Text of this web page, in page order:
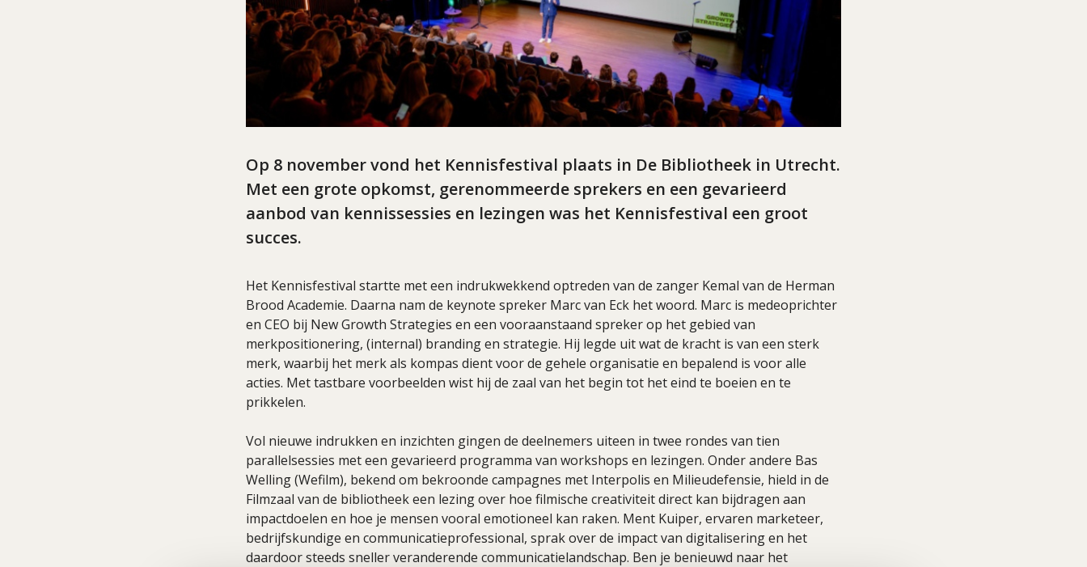
Op 8 november vond het Kennisfestival plaats in De Bibliotheek in Utrecht.
Met een grote opkomst, gerenommeerde sprekers en een gevarieerd
aanbod van kennissessies en lezingen was het Kennisfestival een groot
succes.
Het Kennisfestival startte met een indrukwekkend optreden van de zanger Kemal van de Herman
Brood Academie. Daarna nam de keynote spreker Marc van Eck het woord. Marc is medeoprichter
en CEO bij New Growth Strategies en een vooraanstaand spreker op het gebied van
merkpositionering, (internal) branding en strategie. Hij legde uit wat de kracht is van een sterk
merk, waarbij het merk als kompas dient voor de gehele organisatie en bepalend is voor alle
acties. Met tastbare voorbeelden wist hij de zaal van het begin tot het eind te boeien en te
prikkelen.
Vol nieuwe indrukken en inzichten gingen de deelnemers uiteen in twee rondes van tien
parallelsessies met een gevarieerd programma van workshops en lezingen. Onder andere Bas
Welling (Wefilm), bekend om bekroonde campagnes met Interpolis en Milieudefensie, hield in de
Filmzaal van de bibliotheek een lezing over hoe filmische creativiteit direct kan bijdragen aan
impactdoelen en hoe je mensen vooral emotioneel kan raken. Ment Kuiper, ervaren marketeer,
bedrijfskundige en communicatieprofessional, sprak over de impact van digitalisering en het
daardoor steeds sneller veranderende communicatielandschap. Ben je benieuwd naar het